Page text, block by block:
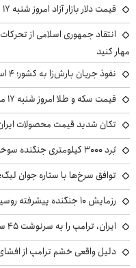
قیمت دلار بازار آزاد امروز شنبه ۱۷ مرداد ۱۴۰۵
انتقاد جمهوری اسلامی از
مهار کنید
نفوذ جریان بارش‌زا به کشور؛ ۴ استان امروز برای بارش باران آماده باشند
قیمت سکه و طلا امروز شنبه ۱۷ مرداد ۱۴۰۵ +جدول
تکان شدید قیمت محصولات ایران‌خودرو و
بُرد ۳۰۰۰ کیلومتری جنگنده سوخو-۳۰ با مخزن سوخت ۹.۶ تُنی
توافق سرخ‌ها با ستاره جوان
رزمایش ۱۰ جنگنده پیشرفته روسیه بر فراز اروپای مرکزی با مهمات واقعی
ایران، ترامپ را به سرنوشت ۴۵ سال پیش کارتر دچار می‌کند
دلیل واقعی خشم ترامپ از